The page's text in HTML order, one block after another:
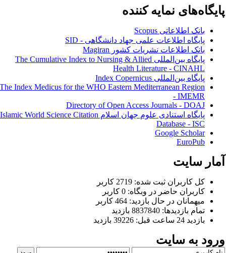
نمایه کننده
بانک اطلاعاتی Scopus
پايگاه اطلاعات علمی جهاد دانشگاهی - SID
بانک اطلاعات نشریات کشور Magiran
پايگاه بين‌المللی The Cumulative Index to Nursing & Allied
Health Literature - CINAHL
پايگاه بين‌المللی Index Copernicus
The Index Medicus for the WHO Eastern Mediterranean Region
- IMEMR
Directory of Open Access Journals - DOAJ
پايگاه استنادی علوم جهان اسلام Islamic World Science Citation
Database - ISC
Google Scholar
EuroPub
سایت
کل کاربران ثبت شده: 2719 کاربر
کاربران حاضر در وبگاه: 0 کاربر
میهمانان در حال بازدید: 464 کاربر
تمام بازدید‌ها: 8837840 بازدید
بازدید 24 ساعت قبل: 39226 بازدید
به سایت